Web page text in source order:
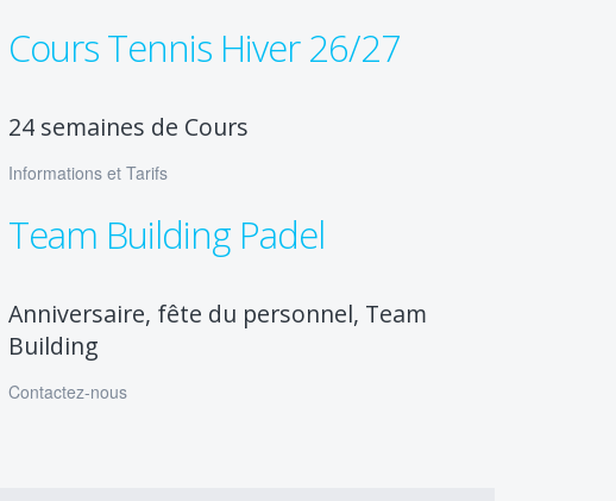
Cours Tennis Hiver 26/27
24 semaines de Cours
Informations et Tarifs
Team Building Padel
Anniversaire, fête du personnel, Team
Building
Contactez-nous